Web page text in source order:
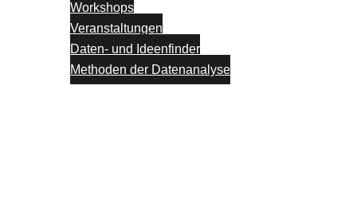
Workshops
Veranstaltungen
Daten- und Ideenfinder
Methoden der Datenanalyse